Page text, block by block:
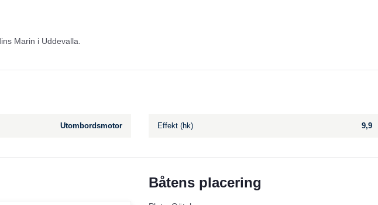
Marin i Uddevalla.
Utombordsmotor Effekt (hk) 9,9
Båtens placering